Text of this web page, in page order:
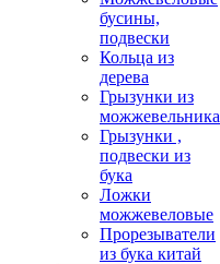
бусины,
подвески
Кольца из
дерева
Грызунки из
можжевельника
Грызунки ,
подвески из
бука
Ложки
можжевеловые
Прорезыватели
из бука китай